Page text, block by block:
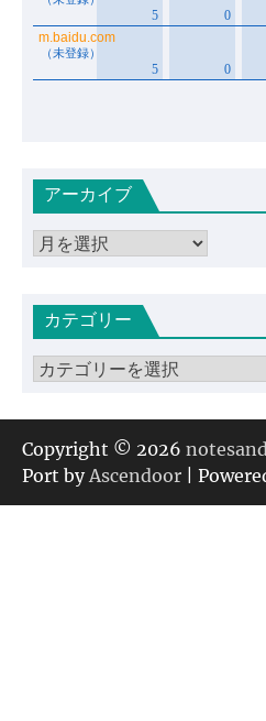
アーカイブ
ア
イカテゴリー
カ
ゴ
リ
ー
Copyright © 2026
Port by Ascendoor |